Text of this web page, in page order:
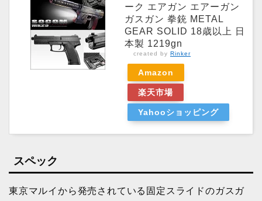
ーク エアガン エアーガン
ガスガン 拳銃 METAL
GEAR SOLID 18歳以上 日
本製 1219gn
created by Rinker
Amazon
楽天市場
Yahooショッピング
スペック
東京マルイから発売されている固定スライドのガスガ